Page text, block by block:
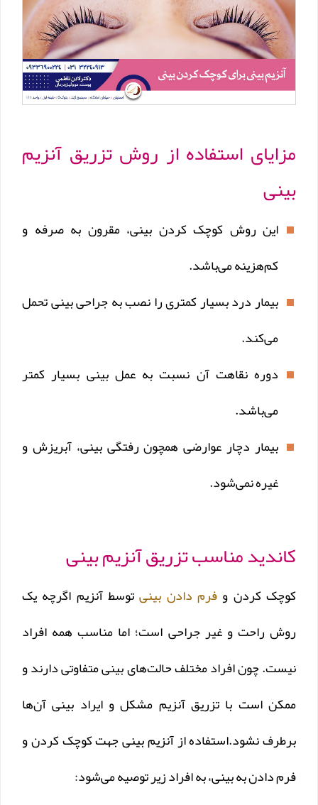
مزایای استفاده از روش تزریق آنزیم
بینی
این روش کوچک کردن بینی، مقرون به صرفه و
کم‌هزینه می‌باشد.
بیمار درد بسیار کمتری را نصب به جراحی بینی تحمل
می‌کند.
دوره نقاهت آن نسبت به عمل بینی بسیار کمتر
می‌باشد.
بیمار دچار عوارضی همچون رفتگی بینی، آبریزش و
غیره نمی‌شود.
کاندید مناسب تزریق آنزیم بینی
کوچک کردن وفرم دادن بینیتوسط آنزیم اگرچه یک
روش راحت و غیر جراحی است؛ اما مناسب همه افراد
نیست. چون افراد مختلف حالت‌های بینی متفاوتی دارند و
ممکن است با تزریق آنزیم مشکل و ایراد بینی آن‌ها
برطرف نشود.استفاده از آنزیم بینی جهت کوچک کردن و
فرم دادن به بینی، به افراد زیر توصیه می‌شود: